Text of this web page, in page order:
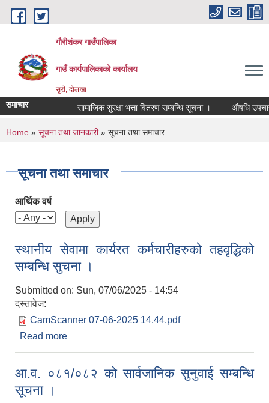
Skip to main content
गौरीशंकर गाउँपालिका
गाउँ कार्यपालिकाको कार्यालय
सुरी, दोलखा
समाचार सामाजिक सुरक्षा भत्ता वितरण सम्बन्धि सूचना । औषधि उपचार
You are here
Home » सूचना तथा जानकारी» सूचना तथा समाचार
सूचना तथा समाचार
आर्थिक वर्ष
स्थानीय सेवामा कार्यरत कर्मचारीहरुको तहवृद्धिको
सम्बन्धि सुचना ।
Submitted on: Sun, 07/06/2025 - 14:54
दस्तावेज:
CamScanner 07-06-2025 14.44.pdf
Read more
आ.व. ०८१/०८२ को सार्वजानिक सुनुवाई सम्बन्धि
सूचना ।